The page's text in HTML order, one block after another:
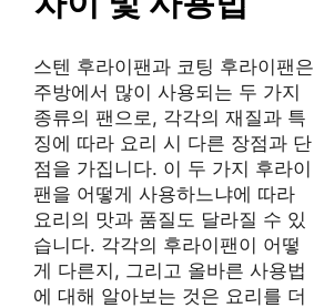
스텐 후라이팬과 코팅 후라이팬은
주방에서 많이 사용되는 두 가지
종류의 팬으로, 각각의 재질과 특
징에 따라 요리 시 다른 장점과 단
점을 가집니다. 이 두 가지 후라이
팬을 어떻게 사용하느냐에 따라
요리의 맛과 품질도 달라질 수 있
습니다. 각각의 후라이팬이 어떻
게 다른지, 그리고 올바른 사용법
에 대해 알아보는 것은 요리를 더